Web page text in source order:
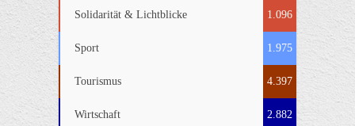
Solidarität & Lichtblicke 1.096
Sport 1.975
Tourismus 4.397
Wirtschaft 2.882